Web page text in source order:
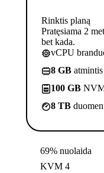
Rinktis planą
Pratęsiama 2
bet kada.
vCPU
8 GB
100 GB
8 TB
69% nuolaida
KVM 4